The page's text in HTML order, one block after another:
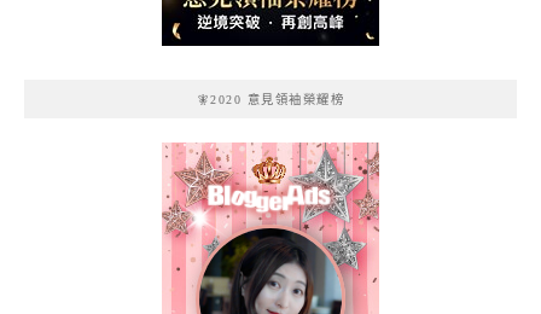
🧚2020 意見領袖榮耀榜